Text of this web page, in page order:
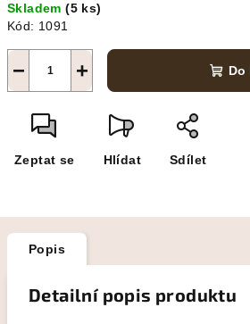
cena:
Skladem(5 ks)
Kód: 1091
+
− Do
Zeptat se Hlídat Sdílet
Popis
Detailní popis produktu